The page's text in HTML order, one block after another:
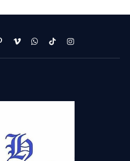
VimeoWhatsApp
TikTokInstagram